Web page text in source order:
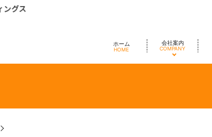
ホーム
HOME
会社案内
COMPANY